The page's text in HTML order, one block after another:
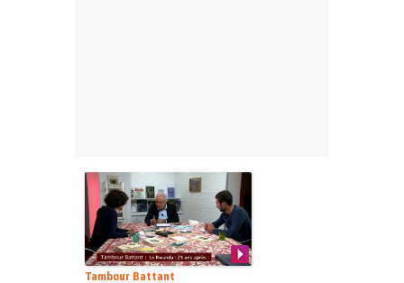
Tambour Battant